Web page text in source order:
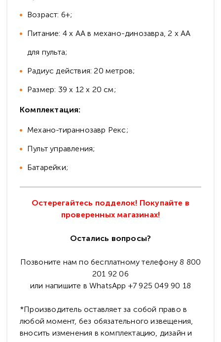
Возраст: 6+;
Питание: 4 x AA в механо-динозавра, 2 х AА
для пульта;
Радиус действия: 20 метров;
Размер: 39 x 12 x 20 см;
Комплектация:
Механо-тираннозавр Рекс;
Пульт управления;
Батарейки;
Остерегайтесь подделок! Покупайте в
проверенных магазинах!
Остались вопросы?
Позвоните нам по бесплатному телефону 8 800
201 92 06
или напишите в WhatsApp +7 925 049 90 18
*Производитель оставляет за собой право в
любой момент, без обязательного извещения,
вносить изменения в комплектацию, дизайн и